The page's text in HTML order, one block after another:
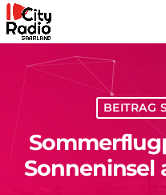
BEITRAG
Sonneninsel